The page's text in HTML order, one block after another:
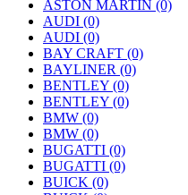
ASTON MARTIN (0)
AUDI (0)
AUDI (0)
BAY CRAFT (0)
BAYLINER (0)
BENTLEY (0)
BENTLEY (0)
BMW (0)
BMW (0)
BUGATTI (0)
BUGATTI (0)
BUICK (0)